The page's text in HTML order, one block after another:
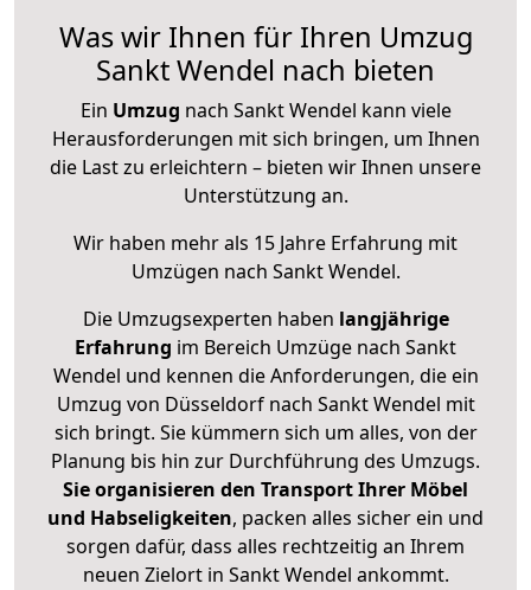
Was wir Ihnen für Ihren Umzug
Sankt Wendel nach bieten
Ein Umzug nach Sankt Wendel kann viele
Herausforderungen mit sich bringen, um Ihnen
die Last zu erleichtern – bieten wir Ihnen unsere
Unterstützung an.
Wir haben mehr als 15 Jahre Erfahrung mit
Umzügen nach Sankt Wendel.
Die Umzugsexperten haben langjährige
Erfahrung im Bereich Umzüge nach Sankt
Wendel und kennen die Anforderungen, die ein
Umzug von Düsseldorf nach Sankt Wendel mit
sich bringt. Sie kümmern sich um alles, von der
Planung bis hin zur Durchführung des Umzugs.
Sie organisieren den Transport Ihrer Möbel
und Habseligkeiten, packen alles sicher ein und
sorgen dafür, dass alles rechtzeitig an Ihrem
neuen Zielort in Sankt Wendel ankommt.